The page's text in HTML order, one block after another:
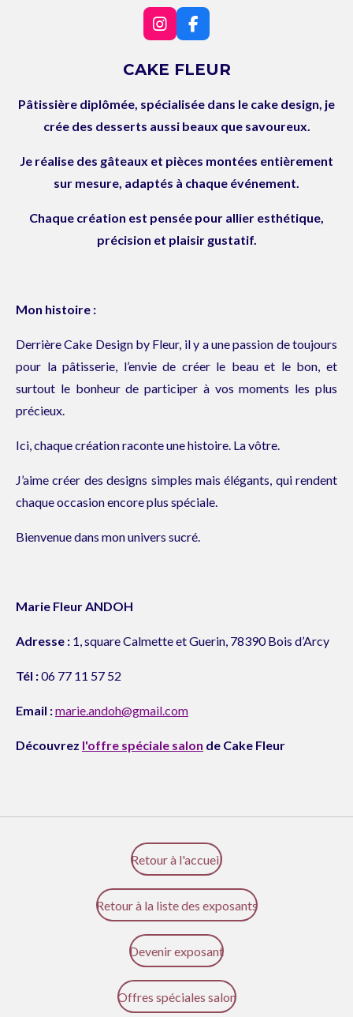
I
n
s
t
g
a
F
a
c
e
o
k
CAKE FLEUR
Pâtissière diplômée, spécialisée dans le cake design, je
crée des desserts aussi beaux que savoureux.
Je réalise des gâteaux et pièces montées entièrement
sur mesure, adaptés à chaque événement.
Chaque création est pensée pour allier esthétique,
précision et plaisir gustatif.
Mon histoire :
Derrière Cake Design by Fleur, il y a une passion de toujours
pour la pâtisserie, l’envie de créer le beau et le bon, et
surtout le bonheur de participer à vos moments les plus
précieux.
Ici, chaque création raconte une histoire. La vôtre.
J’aime créer des designs simples mais élégants, qui rendent
chaque occasion encore plus spéciale.
Bienvenue dans mon univers sucré.
Marie Fleur ANDOH
Adresse : 1, square Calmette et Guerin, 78390 Bois d’Arcy
Tél :06 77 11 57 52
Email :marie.andoh@gmail.com
Découvrez l'offre spéciale salon de Cake Fleur
Retour à l'accueil
Retour à la liste des exposants
Devenir exposant
Offres spéciales salon